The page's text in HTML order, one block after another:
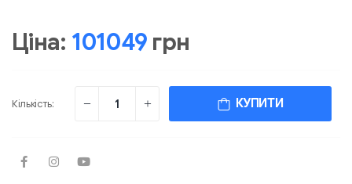
Ціна: 101049 грн
Кількість: КУПИТИ